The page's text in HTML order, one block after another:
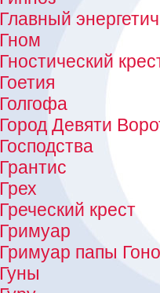
Главный
Гном
Гностический
Гоетия
Голгофа
Город Девяти
Господства
Грантис
Грех
Греческий крест
Гримуар
Гримуар папы
Гуны